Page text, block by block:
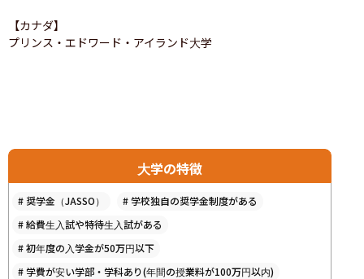
【カナダ】
プリンス・エドワード・アイランド大学
大学の特徴
# 奨学金（JASSO） # 学校独自の奨学金制度がある
#給費生入試や特待生入試がある
#初年度の入学金が50万円以下
# 学費が安い学部・学科あり(年間の授業料が100万円以内)